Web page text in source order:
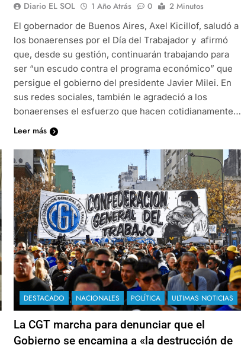
Diario EL SOL 1 Año Atrás 0
2 Minutos
El gobernador de Buenos Aires, Axel Kicillof, saludó a
los bonaerenses por el Día del Trabajador y afirmó
que, desde su gestión, continuarán trabajando para
ser “un escudo contra el programa económico” que
persigue el gobierno del presidente Javier Milei. En
sus redes sociales, también le agradeció a los
bonaerenses el esfuerzo que hacen cotidianamente…
Leer más
DESTACADO NACIONALES POLÍTICA ULTIMAS NOTICIAS
La CGT marcha para denunciar que el
Gobierno se encamina a «la destrucción de